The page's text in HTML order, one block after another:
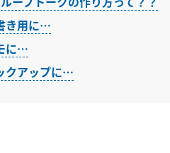
き用に…
に…
クアップに…